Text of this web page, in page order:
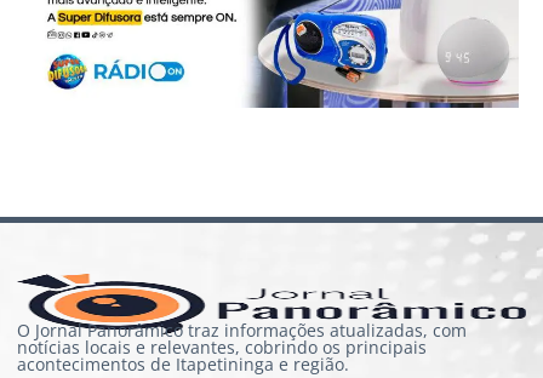
O Jornal Panorâmico traz informações atualizadas, com
notícias locais e relevantes, cobrindo os principais
acontecimentos de Itapetininga e região.